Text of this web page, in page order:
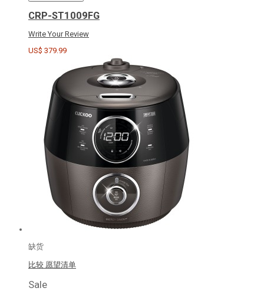
CRP-ST1009FG
Write Your Review
US$ 379.99
缺货
比较 愿望清单
Sale